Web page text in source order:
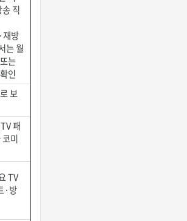
직
재방
는 월
는
인
보
패
미
TV
·방